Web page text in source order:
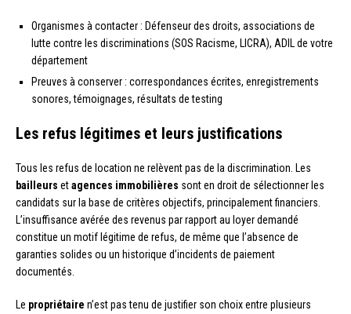
Organismes à contacter : Défenseur des droits, associations de
lutte contre les discriminations (SOS Racisme, LICRA), ADIL de votre
département
Preuves à conserver : correspondances écrites, enregistrements
sonores, témoignages, résultats de testing
Les refus légitimes et leurs justifications
Tous les refus de location ne relèvent pas de la discrimination. Les
bailleurs etagences immobilières sont en droit de sélectionner les
candidats sur la base de critères objectifs, principalement financiers.
L’insuffisance avérée des revenus par rapport au loyer demandé
constitue un motif légitime de refus, de même que l’absence de
garanties solides ou un historique d’incidents de paiement
documentés.
Le propriétaire n’est pas tenu de justifier son choix entre plusieurs